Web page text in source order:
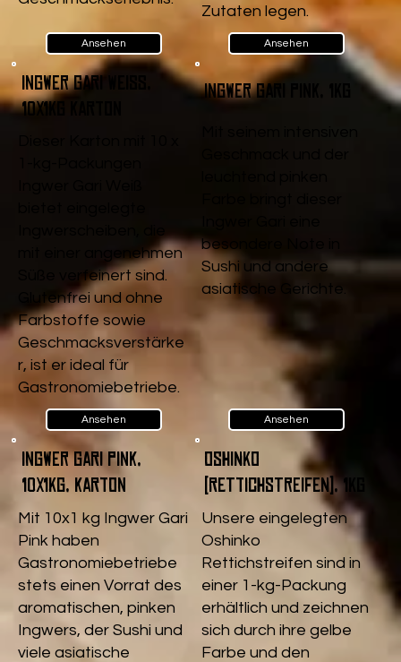
Ansehen
Zutaten legen.
Ansehen
Ingwer Gari Weiß,
10x1kg Karton
Ingwerscheiben, die
mit einer angenehmen
Süße verfeinert sind.
Glutenfrei und ohne
Farbstoffe sowie
Geschmacksverstärke
r, ist er ideal für
Gastronomiebetriebe.
Ansehen
Ingwer Gari pink, 1kg
besondere Note in
Sushi und andere
asiatische Gerichte.
Ansehen
Ingwer Gari pink,
10x1kg, Karton
Mit 10x1 kg Ingwer Gari
Pink haben
Gastronomiebetriebe
stets einen Vorrat des
aromatischen, pinken
Ingwers, der Sushi und
viele asiatische
Oshinko
(Rettichstreifen), 1kg
Unsere eingelegten
Oshinko
Rettichstreifen sind in
einer 1-kg-Packung
erhältlich und zeichnen
sich durch ihre gelbe
Farbe und den